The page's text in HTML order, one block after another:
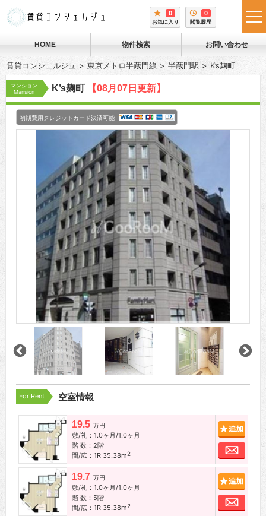
0
お気に入り
0
閲覧履歴
HOME 物件検索 お問い合わせ
賃貸コンシェルジュ 東京メトロ半蔵門線 半蔵門駅 K’s麹町
マンション
Mansion
K’s麹町 【08月07日更新】
初期費用クレジットカード決済可能
For Rent 空室情報
19.5 万円
敷/礼：1.0ヶ月/1.0ヶ月
階 数：2階
間/広：1R 35.38m2
お問
19.7 万円
敷/礼：1.0ヶ月/1.0ヶ月
階 数：5階
間/広：1R 35.38m2
お問